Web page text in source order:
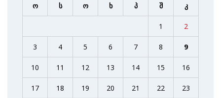
ო ს ო ხ პ შ კ
1 2
3 4 5 6 7 8 9
10 11 12 13 14 15 16
17 18 19 20 21 22 23